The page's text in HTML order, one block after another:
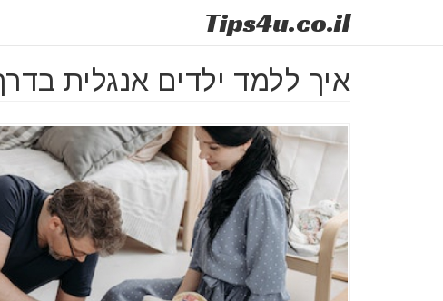
Tips4u.co.il
איך ללמד ילדים אנגלית